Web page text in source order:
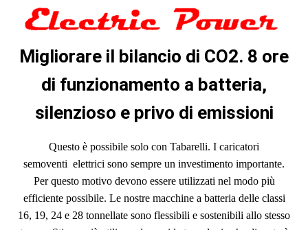
Migliorare il bilancio di CO2. 8 ore
di funzionamento a batteria,
silenzioso e privo di emissioni
Questo è possibile solo con Tabarelli. I caricatori
semoventi elettrici sono sempre un investimento importante.
Per questo motivo devono essere utilizzati nel modo più
efficiente possibile. Le nostre macchine a batteria delle classi
16, 19, 24 e 28 tonnellate sono flessibili e sostenibili allo stesso